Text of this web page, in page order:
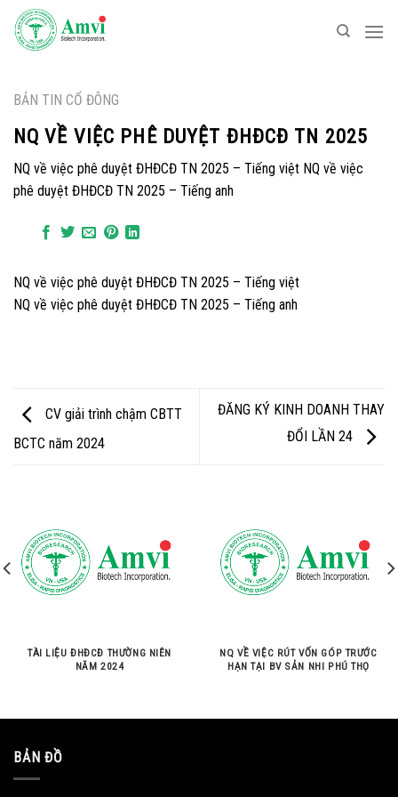
Skip
content
BẢN TIN CỔ ĐÔNG
NQ VỀ VIỆC PHÊ DUYỆT ĐHĐCĐ TN 2025
NQ về việc phê duyệt ĐHĐCĐ TN 2025 – Tiếng việt NQ về việc
phê duyệt ĐHĐCĐ TN 2025 – Tiếng anh
NQ về việc phê duyệt ĐHĐCĐ TN 2025 – Tiếng việt
NQ về việc phê duyệt ĐHĐCĐ TN 2025 – Tiếng anh
CV giải trình chậm CBTT
BCTC năm 2024
ĐĂNG KÝ KINH DOANH THAY
ĐỔI LẦN 24
TÀI LIỆU ĐHĐCĐ THƯỜNG NIÊN
NĂM 2024
NQ VỀ VIỆC RÚT VỐN GÓP TRƯỚC
HẠN TẠI BV SẢN NHI PHÚ THỌ
BẢN ĐỒ